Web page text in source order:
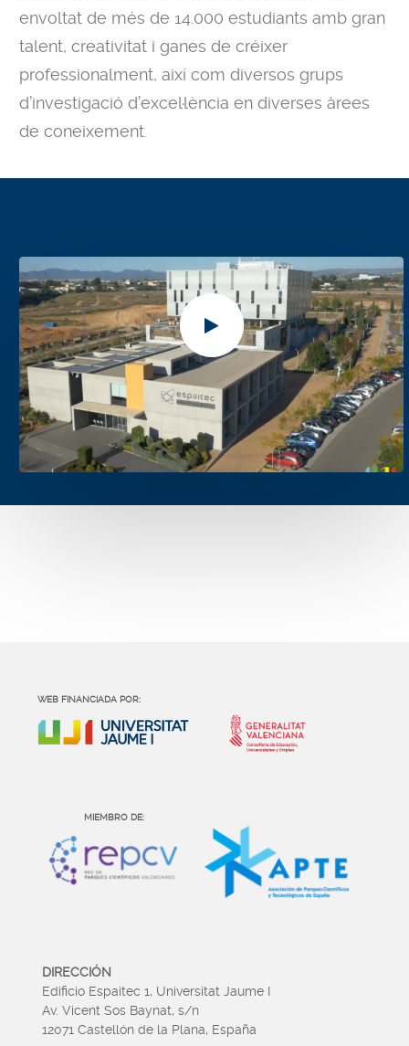
envoltat de més de 14.000 estudiants amb gran
talent, creativitat i ganes de créixer
professionalment, així com diversos grups
d’investigació d’excel·lència en diverses àrees
de coneixement.
WEB FINANCIADA POR:
MIEMBRO DE:
DIRECCIÓN
Edificio Espaitec 1, Universitat Jaume I
Av. Vicent Sos Baynat, s/n
12071 Castellón de la Plana, España